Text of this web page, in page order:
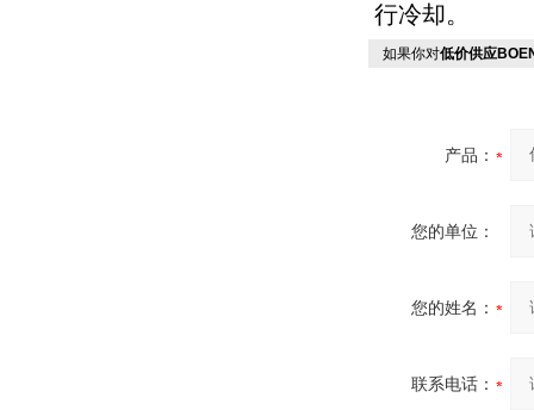
行冷却。
如果你对低价供应
产品：
您的单位：
您的姓名：
联系电话：